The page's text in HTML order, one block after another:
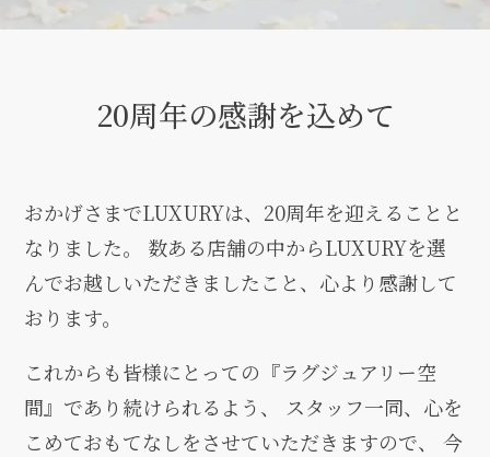
20周年の感謝を込めて
おかげさまでLUXURYは、20周年を迎えることと
なりました。 数ある店舗の中からLUXURYを選
んでお越しいただきましたこと、心より感謝して
おります。
これからも皆様にとっての『ラグジュアリー空
間』であり続けられるよう、 スタッフ一同、心を
こめておもてなしをさせていただきますので、 今